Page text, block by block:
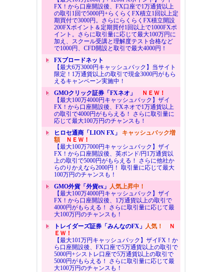
FX！から口座開設後、FX口座で1万通貨以上
の取引1回で5000円+らくらくFX積立1回以上定
期買付で3000円。さらにらくらくFX積立開設
200FXポイント＆定期買付1回以上で1000FXポ
イント。さらに取引量に応じて最大100万円に
加え、スクール受講と理解度テスト合格など
で1000円、CFD開設と取引で最大4000円！
FXブロードネット
【最大6万3000円キャッシュバック】当サイト
限定！1万通貨以上の取引で現金3000円がもら
えるキャンペーン実施中！
GMOクリック証券「FXネオ」
ＮＥＷ！
【最大100万4000円キャッシュバック】ザイ
FX！から口座開設後、FXネオで1万通貨以上
の取引で4000円がもらえる！ さらに取引量に
応じて最大100万円のチャンスも！
ヒロセ通商「LION FX」 キャッシュバック増
額ＮＥＷ！
【最大100万7000円キャッシュバック】ザイ
FX！から口座開設後、英ポンド/円1万通貨以
上の取引で5000円がもらえる！ さらに他社か
らのりかえなら2000円！ 取引量に応じて最大
100万円のチャンスも！
GMO外貨「外貨ex」 人気上昇中！
【最大100万4000円キャッシュバック】ザイ
FX！から口座開設後、1万通貨以上の取引で
4000円がもらえる！ さらに取引量に応じて最
大100万円のチャンスも！
トレイダーズ証券「みんなのFX」 人気！
Ｎ
ＥＷ！
【最大101万円キャッシュバック】ザイFX！か
ら口座開設後、FX口座で5万通貨以上の取引で
5000円+シストレ口座で5万通貨以上の取引で
5000円がもらえる！ さらに取引量に応じて最
大100万円のチャンスも！